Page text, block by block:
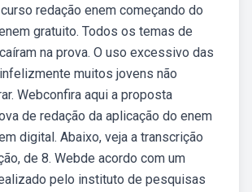
redação enem começando do
gratuito. Todos os temas de
na prova. O uso excessivo das
muitos jovens não
Webconfira aqui a proposta
de redação da aplicação do enem
digital. Abaixo, veja a transcrição
de 8. Webde acordo com um
pelo instituto de pesquisas